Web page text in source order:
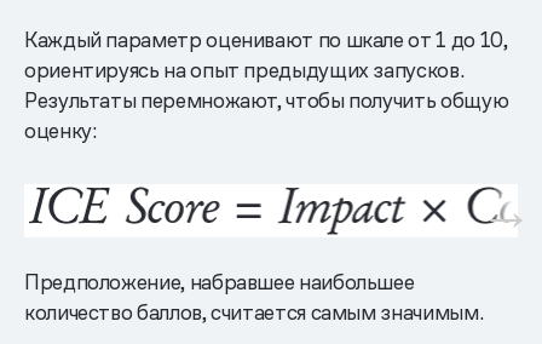
Каждый параметр оценивают по шкале от 1 до 10,
ориентируясь на опыт предыдущих запусков.
Результаты перемножают, чтобы получить общую
оценку:
Предположение, набравшее наибольшее
количество баллов, считается самым значимым.